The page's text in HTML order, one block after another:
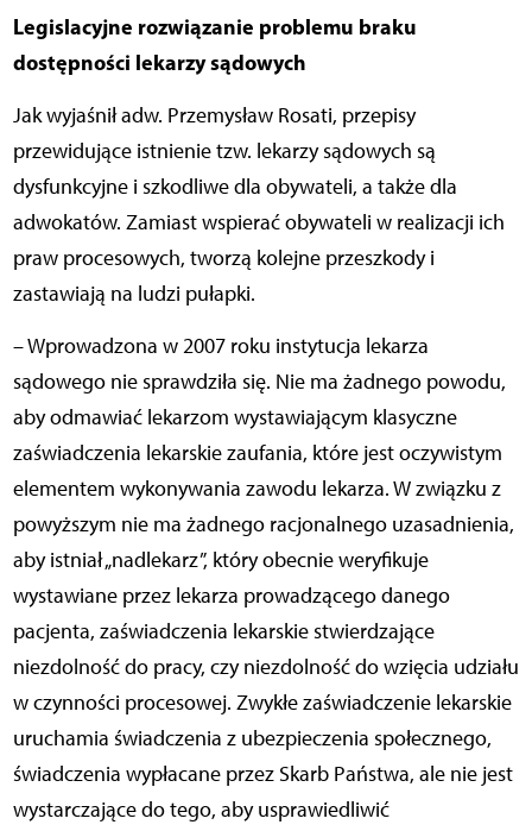
Legislacyjne rozwiązanie problemu braku
dostępności lekarzy sądowych
Jak wyjaśnił adw. Przemysław Rosati, przepisy
przewidujące istnienie tzw. lekarzy sądowych są
dysfunkcyjne i szkodliwe dla obywateli, a także dla
adwokatów. Zamiast wspierać obywateli w realizacji ich
praw procesowych, tworzą kolejne przeszkody i
zastawiają na ludzi pułapki.
– Wprowadzona w 2007 roku instytucja lekarza
sądowego nie sprawdziła się. Nie ma żadnego powodu,
aby odmawiać lekarzom wystawiającym klasyczne
zaświadczenia lekarskie zaufania, które jest oczywistym
elementem wykonywania zawodu lekarza. W związku z
powyższym nie ma żadnego racjonalnego uzasadnienia,
aby istniał „nadlekarz”, który obecnie weryfikuje
wystawiane przez lekarza prowadzącego danego
pacjenta, zaświadczenia lekarskie stwierdzające
niezdolność do pracy, czy niezdolność do wzięcia udziału
w czynności procesowej. Zwykłe zaświadczenie lekarskie
uruchamia świadczenia z ubezpieczenia społecznego,
świadczenia wypłacane przez Skarb Państwa, ale nie jest
wystarczające do tego, aby usprawiedliwić